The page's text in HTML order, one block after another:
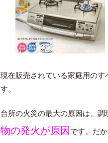
現在販売されている家庭用の
す。
台所の火災の最大の原因は、調
物の発火が原因です。だ